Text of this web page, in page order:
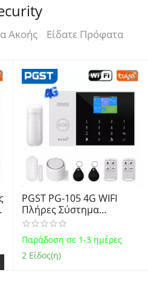
Ακοής Είδατε Πρόφατα
PGST PG-105 4G WIFI
Πλήρες Σύστημα
Συναγερμού με
Ανιχνευτή Κίνησης,
Αισθητήρα Πόρτας,
Σειρήνα, 2
Παράδοση σε 1-3 ημέρες
2 Είδος(η)